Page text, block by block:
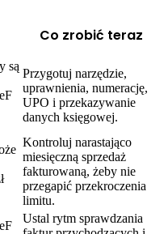
Co zrobić teraz
są
Przygotuj narzędzie,
uprawnienia, numerację,
UPO i przekazywanie
danych księgowej.
Kontroluj narastająco
miesięczną sprzedaż
fakturowaną, żeby nie
przegapić przekroczenia
limitu.
Ustal rytm sprawdzania